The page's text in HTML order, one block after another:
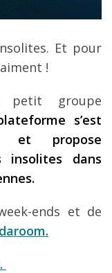
Et pour
!
petit groupe
s’est
et propose
insolites dans
ends et de